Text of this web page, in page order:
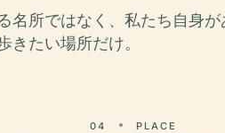
名所ではなく、私たち自身が
きたい場所だけ。
04 PLACE